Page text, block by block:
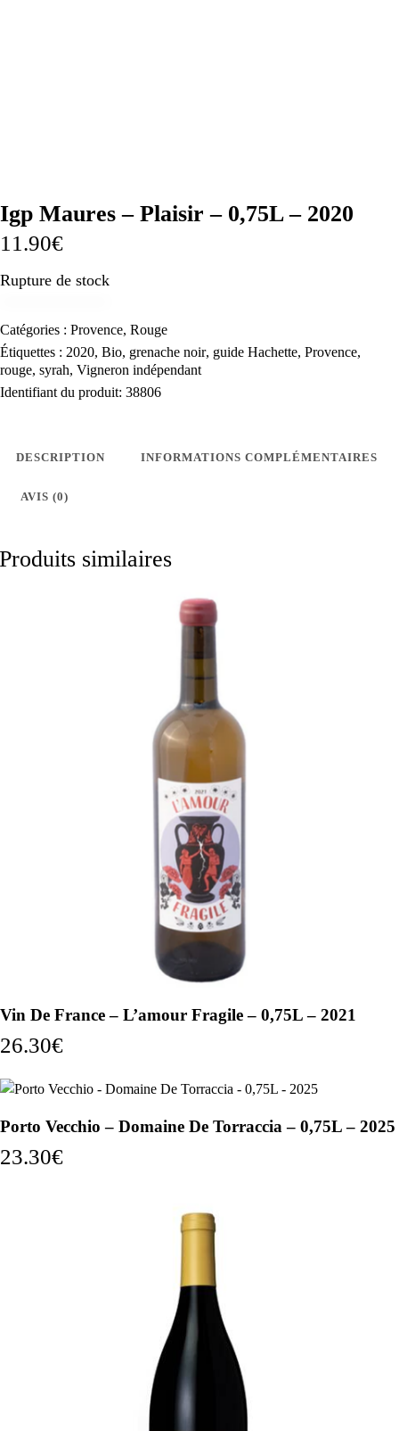
Igp Maures – Plaisir – 0,75L – 2020
11.90€
Rupture de stock
Catégories : Provence, Rouge
Étiquettes : 2020, Bio, grenache noir, guide Hachette, Provence,
rouge, syrah, Vigneron indépendant
Identifiant du produit: 38806
DESCRIPTION INFORMATIONS COMPLÉMENTAIRES
AVIS (0)
Produits similaires
Vin De France – L’amour Fragile – 0,75L – 2021
26.30€
Porto Vecchio – Domaine De Torraccia – 0,75L – 2025
23.30€